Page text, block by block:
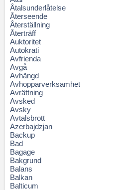
Åtalsunderlåtelse
Återseende
Återställning
Återträff
Auktoritet
Autokrati
Avfrienda
Avgå
Avhängd
Avhopparverksamhet
Avrättning
Avsked
Avsky
Avtalsbrott
Azerbajdzjan
Backup
Bad
Bagage
Bakgrund
Balans
Balkan
Balticum